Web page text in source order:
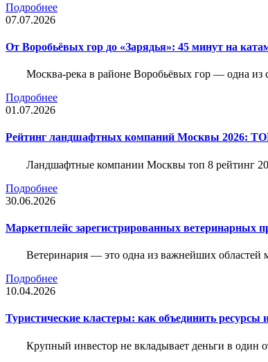
Подробнее
07.07.2026
От Воробьёвых гор до «Зарядья»: 45 минут на
Москва-река в районе Воробьёвых гор — одна
Подробнее
01.07.2026
Рейтинг ландшафтных компаний Москвы 2026:
Ландшафтные компании Москвы топ 8 рейтинг
Подробнее
30.06.2026
Маркетплейс зарегистрированных ветеринарных
Ветеринария — это одна из важнейших областей
Подробнее
10.04.2026
Туристические кластеры: как объединить ресурсы
Крупный инвестор не вкладывает деньги в один